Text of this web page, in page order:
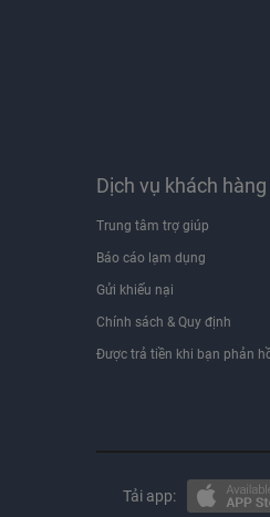
Dịch vụ khách hàng
Trung tâm trợ giúp
Báo cáo lạm dụng
Gửi khiếu nại
Chính sách & Quy định
Được trả tiền khi bạn phản
Tải app: